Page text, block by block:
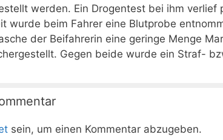
werden. Ein Drogentest bei ihm verlief
wurde beim Fahrer eine Blutprobe
der Beifahrerin eine geringe Menge
Gegen beide wurde ein Straf-
sein, um einen Kommentar abzugeben.